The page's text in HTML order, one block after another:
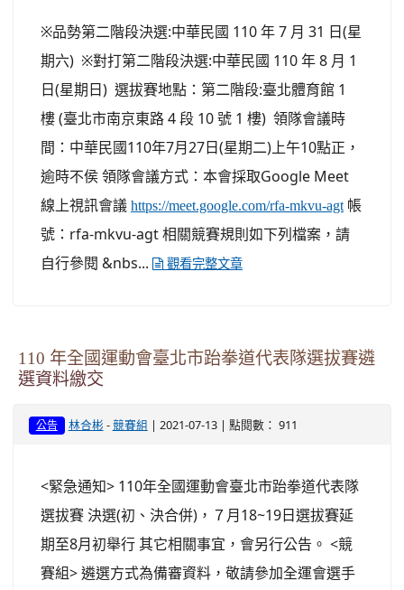
※品勢第二階段決選:中華民國 110 年 7 月 31 日(星
期六) ※對打第二階段決選:中華民國 110 年 8 月 1
日(星期日) 選拔賽地點：第二階段:臺北體育館 1
樓 (臺北市南京東路 4 段 10 號 1 樓) 領隊會議時
間：中華民國110年7月27日(星期二)上午10點正，
逾時不侯 領隊會議方式：本會採取Google Meet
線上視訊會議 https://meet.google.com/rfa-mkvu-agt帳
號：rfa-mkvu-agt 相關競賽規則如下列檔案，請
自行參閱 &nbs...
觀看完整文章
110 年全國運動會臺北市跆拳道代表隊選拔賽遴
選資料繳交
公告 林合彬 - 競賽組 | 2021-07-13 | 點閱數： 911
<緊急通知> 110年全國運動會臺北市跆拳道代表隊
選拔賽 決選(初、決合併)，７月18~19日選拔賽延
期至8月初舉行 其它相關事宜，會另行公告。 <競
賽組> 遴選方式為備審資料，敬請參加全運會選手